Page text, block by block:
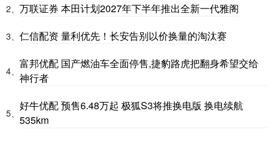
2、 万联证券 本田计划2027年下半年推出全新一代雅阁
3、 仁信配资 量利优先！长安告别以价换量的淘汰赛
4、
富邦优配 国产燃油车全面停售,捷豹路虎把翻身希望交给
神行者
5、
好牛优配 预售6.48万起 极狐S3将推换电版 换电续航
535km